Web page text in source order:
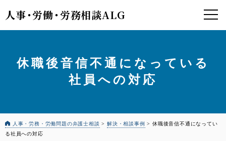
人事・労働・労務相談ALG
休職後音信不通になっている
社員への対応
人事・労務・労働問題の弁護士相談 >解決・相談事例 >休職後音信不通になってい
る社員への対応